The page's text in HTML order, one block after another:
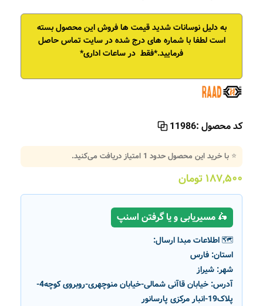
به دلیل نوسانات شدید قیمت ها فروش این محصول بسته
است لطفا با شماره های درج شده در سایت تماس حاصل
فرمایید.*فقط در ساعات اداری*
کد محصول :11986
⭐ با خرید این محصول حدود 1 امتیاز دریافت می‌کنید.
۱۸۷,۵۰۰ تومان
🛵 مسیریابی و یا گرفتن اسنپ
🗺️ اطلاعات مبدا ارسال:
استان: فارس
شهر: شیراز
آدرس:
خیابان قاآنی شمالی-خیابان منوچهری-روبروی کوچه4-
پلاک19-انبار مرکزی پارسانور